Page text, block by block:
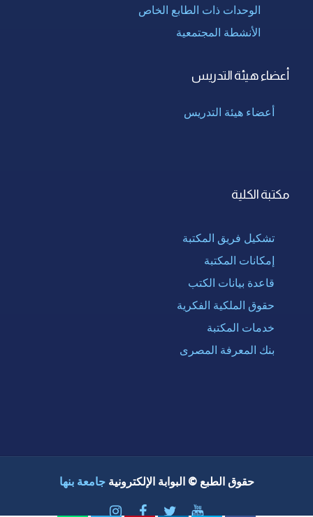
الوحدات ذات الطابع الخاص
الأنشطة المجتمعية
أعضاء هيئة التدريس
أعضاء هيئة التدريس
مكتبة الكلية
تشكيل فريق المكتبة
إمكانات المكتبة
قاعدة بيانات الكتب
حقوق الملكية الفكرية
خدمات المكتبة
بنك المعرفة المصرى
حقوق الطبع © البوابة الإلكترونية جامعة بنها